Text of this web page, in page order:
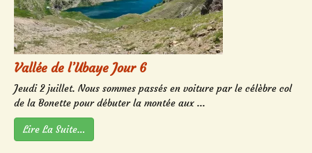
Vallée de l’Ubaye Jour 6
Jeudi 2 juillet. Nous sommes passés en voiture par le célèbre col
de la Bonette pour débuter la montée aux ...
Lire La Suite…